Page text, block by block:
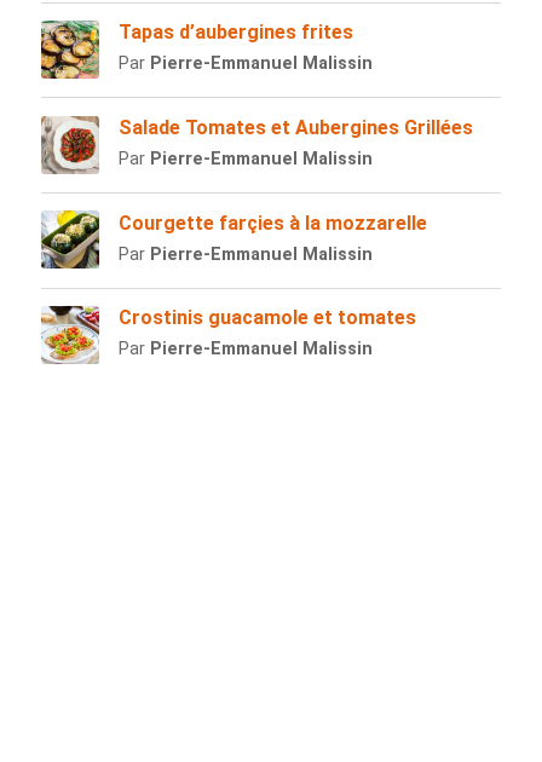
Tapas d’aubergines frites
Par Pierre-Emmanuel Malissin
Salade Tomates et Aubergines Grillées
Par Pierre-Emmanuel Malissin
Courgette farçies à la mozzarelle
Par Pierre-Emmanuel Malissin
Crostinis guacamole et tomates
Par Pierre-Emmanuel Malissin